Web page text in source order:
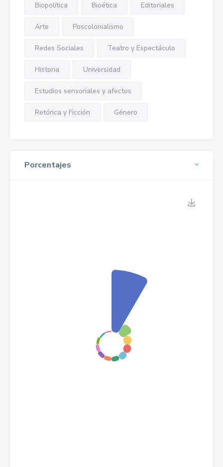
Biopolítica Bioética Editoriales
Arte Poscolonialismo
Redes Sociales Teatro y Espectáculo
Historia Universidad
Estudios sensoriales y afectos
Retórica y Ficción Género
Porcentajes